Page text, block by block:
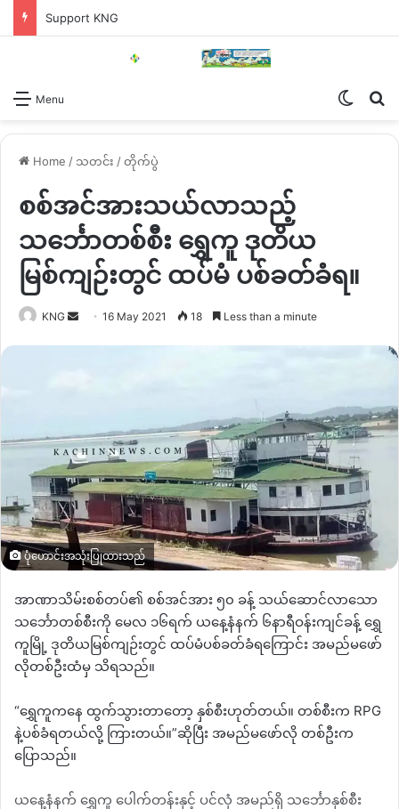
Support KNG
Menu
Home / သတင်း /တိုက်ပွဲ
စစ်အင်အားသယ်လာသည့်
သင်္ဘောတစ်စီး ရွှေကူ ဒုတိယ
မြစ်ကျဉ်းတွင် ထပ်မံ ပစ်ခတ်ခံရ။
KNG
Send16 May 2021 18 Less than a minute
ပုံဟောင်းအသုံးပြုထားသည်
အာဏာသိမ်းစစ်တပ်၏ စစ်အင်အား ၅၀ ခန့် သယ်ဆောင်လာသော
သင်္ဘောတစ်စီးကို မေလ ၁၆ရက် ယနေ့နံနက် ၆နာရီဝန်းကျင်ခန့် ရွှေ
ကူမြို့ ဒုတိယမြစ်ကျဉ်းတွင် ထပ်မံပစ်ခတ်ခံရကြောင်း အမည်မဖော်
လိုတစ်ဦးထံမှ သိရသည်။
“ရွှေကူကနေ ထွက်သွားတာတော့ နှစ်စီးဟုတ်တယ်။ တစ်စီးက RPG
နဲ့ပစ်ခံရတယ်လို့ ကြားတယ်။”ဆိုပြီး အမည်မဖော်လို တစ်ဦးက
ပြောသည်။
ယနေ့နံနက် ရွှေကူ ပေါက်တန်းနှင့် ပင်လုံ အမည်ရှိ သင်္ဘောနှစ်စီး